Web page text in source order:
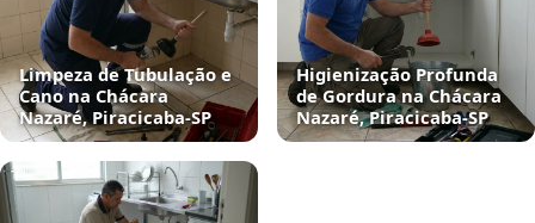
Limpeza de Tubulação e
Cano na Chácara
Nazaré, Piracicaba‑SP
Higienização Profunda
de Gordura na Chácara
Nazaré, Piracicaba‑SP